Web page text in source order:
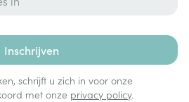
Inschrijven
schrijft u zich in voor onze
met onze privacy policy.